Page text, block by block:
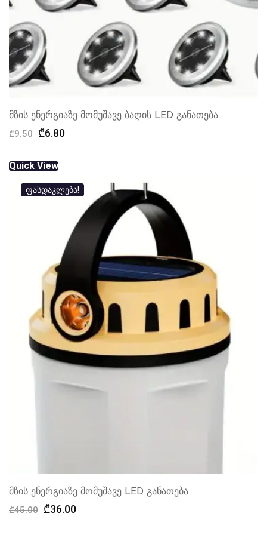
მზის ენერგიაზე მომუშავე ბაღის LED განათება
₾9.50 Original
was:
₾9.50.
₾6.80Current
Quick View
ფასდაკლება!
მზის ენერგიაზე მომუშავე LED განათება
₾45.00 Original
₾36.00Current